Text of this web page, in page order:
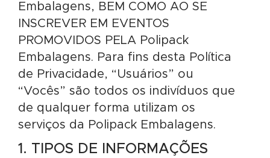
Embalagens, BEM COMO AO SE
INSCREVER EM EVENTOS
PROMOVIDOS PELA Polipack
Embalagens. Para fins desta Política
de Privacidade, “Usuários” ou
“Vocês” são todos os indivíduos que
de qualquer forma utilizam os
serviços da Polipack Embalagens.
1. TIPOS DE INFORMAÇÕES